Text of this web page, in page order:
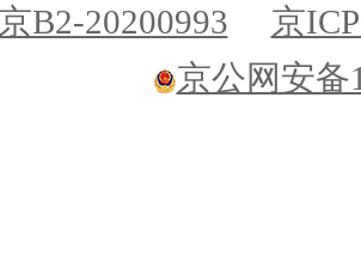
B2-20200993
京
京公网安备